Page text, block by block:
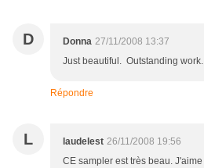
D Donna 27/11/2008 13:37
Just beautiful. Outstanding work.
Répondre
L laudelest 26/11/2008 19:56
CE sampler est très beau.